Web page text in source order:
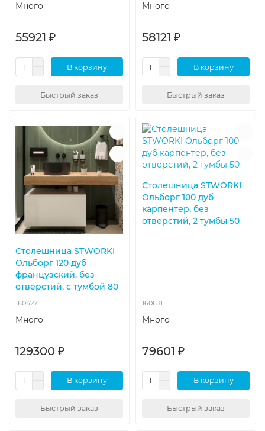
Много
55921 ₽
В корзину
Быстрый заказ
Много
58121 ₽
В корзину
Быстрый заказ
Столешница STWORKI
Ольборг 120 дуб
французский, без
отверстий, с тумбой 80
160427
Много
129300 ₽
В корзину
Быстрый заказ
Столешница STWORKI
Ольборг 100 дуб
карпентер, без
отверстий, 2 тумбы 50
160631
Много
79601 ₽
В корзину
Быстрый заказ